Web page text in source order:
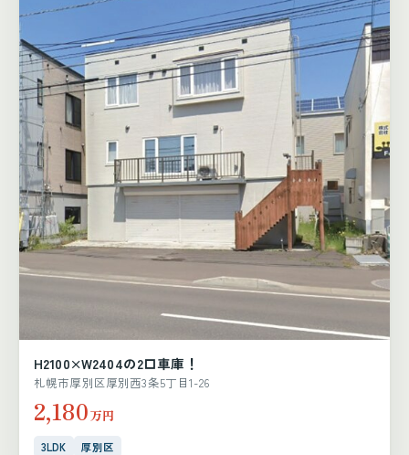
H2100×W2404の2口車庫！
札幌市厚別区厚別西3条5丁目1-26
2,180万円
3LDK 厚別区